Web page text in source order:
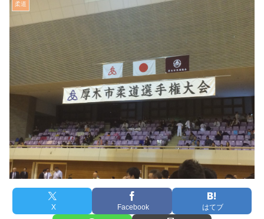
柔道
X Facebook はてブ